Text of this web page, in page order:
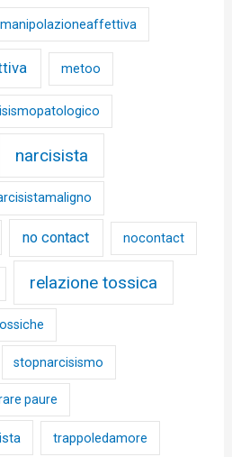
manipolazioneaffettiva
metoo
narcisista
no contact nocontact
relazione tossica
stopnarcisismo
paure
trappoledamore